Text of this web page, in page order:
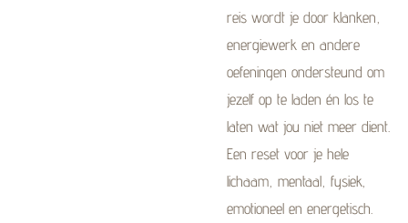
reis wordt je door klanken,
energiewerk en andere
oefeningen ondersteund om
jezelf op te laden én los te
laten wat jou niet meer dient.
Een reset voor je hele
lichaam, mentaal, fysiek,
emotioneel en energetisch.